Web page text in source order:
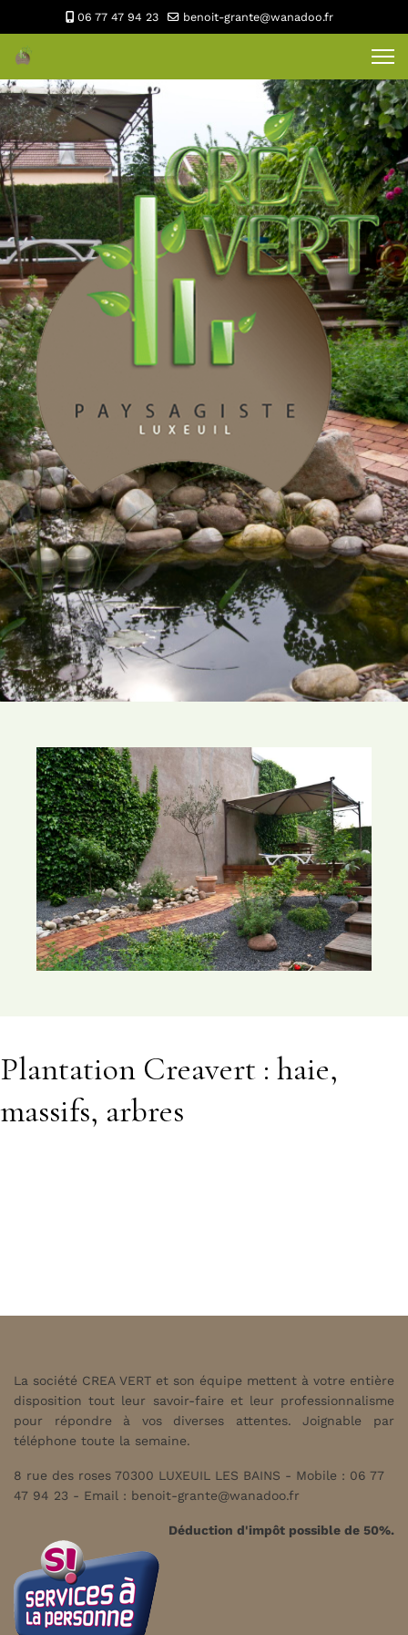
06 77 47 94 23 benoit-grante@wanadoo.fr
Plantation Creavert : haie,
massifs, arbres
La société CREA VERT et son équipe mettent à votre entière
disposition tout leur savoir-faire et leur professionnalisme
pour répondre à vos diverses attentes. Joignable par
téléphone toute la semaine.
8 rue des roses 70300 LUXEUIL LES BAINS - Mobile : 06 77
47 94 23 - Email : benoit-grante@wanadoo.fr
Déduction d'impôt possible de 50%.